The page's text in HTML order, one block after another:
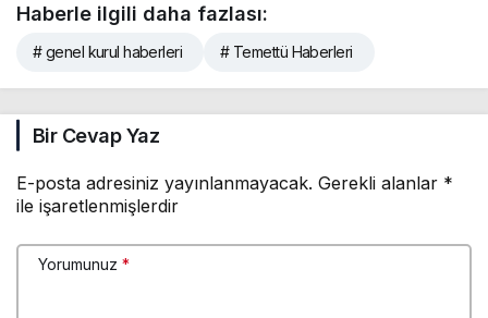
Haberle ilgili daha fazlası:
# genel kurul haberleri # Temettü Haberleri
Bir Cevap Yaz
E-posta adresiniz yayınlanmayacak. Gerekli alanlar *
ile işaretlenmişlerdir
Yorumunuz *